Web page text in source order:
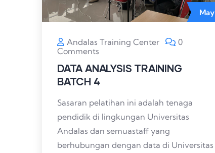
May
Andalas Training Center
0
Comments
DATA ANALYSIS TRAINING
BATCH 4
Sasaran pelatihan ini adalah tenaga
pendidik di lingkungan Universitas
Andalas dan semuastaff yang
berhubungan dengan data di Universitas